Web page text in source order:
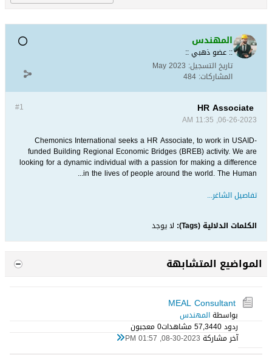
المهندس
:: عضو ذهبي ::
تاريخ التسجيل: May 2023
المشاركات: 484
#1
06-26-2023, 11:35 AM
Chemonics International seeks a HR Associate, to work in USAID-
funded Building Regional Economic Bridges (BREB) activity. We are
looking for a dynamic individual with a passion for making a difference
in the lives of people around the world. The Human...
تفاصيل الشاغر...
الكلمات الدلالية (Tags): لا يوجد
المواضيع المتشابهة
MEAL Consultant
بواسطةالمهندس
ردود 0 57,344 مشاهدات
0 معجبون
آخر مشاركة 08-30-2023, 01:57 PM